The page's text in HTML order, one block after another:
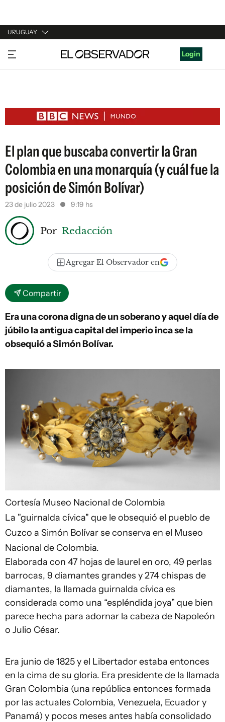
URUGUAY
URUGUAY
ARGENTINA
ESTADOS UNIDOS
Login
El plan que buscaba convertir la Gran
Colombia en una monarquía (y cuál fue la
posición de Simón Bolívar)
23 de julio 2023 9:19 hs
Por Redacción
Agregar El Observador en
Compartir
Era una corona digna de un soberano y aquel día de
júbilo la antigua capital del imperio inca se la
obsequió a Simón Bolívar.
Cortesía Museo Nacional de Colombia
La "guirnalda cívica" que le obsequió el pueblo de
Cuzco a Simón Bolívar se conserva en el Museo
Nacional de Colombia.
Elaborada con 47 hojas de laurel en oro, 49 perlas
barrocas, 9 diamantes grandes y 274 chispas de
diamantes, la llamada guirnalda cívica es
considerada como una “espléndida joya” que bien
parece hecha para adornar la cabeza de Napoleón
o Julio César.
Era junio de 1825 y el Libertador estaba entonces
en la cima de su gloria. Era presidente de la llamada
Gran Colombia (una república entonces formada
por las actuales Colombia, Venezuela, Ecuador y
Panamá) y pocos meses antes había consolidado